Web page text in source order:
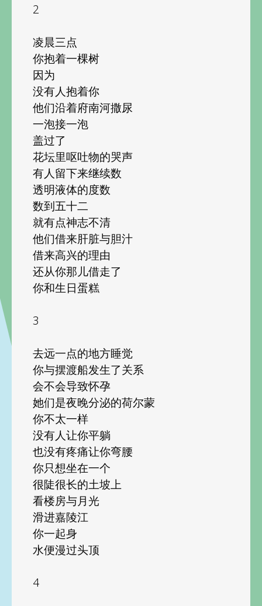
2
凌晨三点
你抱着一棵树
因为
没有人抱着你
他们沿着府南河撒尿
一泡接一泡
盖过了
花坛里呕吐物的哭声
有人留下来继续数
透明液体的度数
数到五十二
就有点神志不清
他们借来肝脏与胆汁
借来高兴的理由
还从你那儿借走了
你和生日蛋糕
3
去远一点的地方睡觉
你与摆渡船发生了关系
会不会导致怀孕
她们是夜晚分泌的荷尔蒙
你不太一样
没有人让你平躺
也没有疼痛让你弯腰
你只想坐在一个
很陡很长的土坡上
看楼房与月光
滑进嘉陵江
你一起身
水便漫过头顶
4